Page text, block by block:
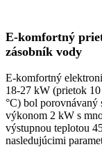
E-komfortný
zásobník vody
E-komfortný
18-27 kW (prietok
°C) bol porovnávaný
výkonom 2 kW s
výstupnou teplotou
nasledujúcimi